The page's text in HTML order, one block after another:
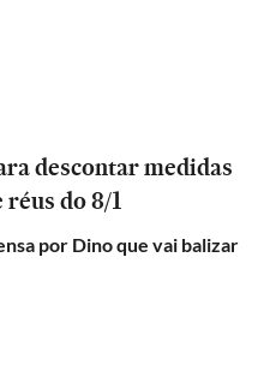
descontar medidas
réus do 8/1
por Dino que vai balizar